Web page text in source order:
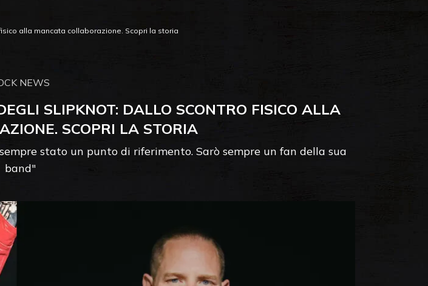
alla mancata collaborazione. Scopri la storia
NEWS
SLIPKNOT: DALLO SCONTRO FISICO ALLA
SCOPRI LA STORIA
stato un punto di riferimento. Sarò sempre un fan della sua
band"